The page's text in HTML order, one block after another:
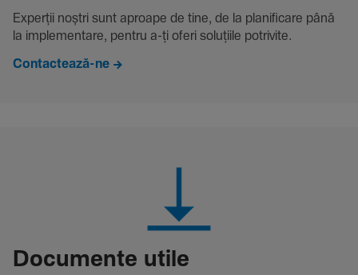
Experții noștri sunt aproape de tine, de la plani­fi­care până
la imple­men­tare, pentru a-ți oferi solu­țiile potri­vite.
Contactează-ne
Docu­mente utile